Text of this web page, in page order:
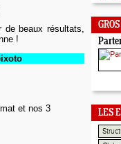
de beaux résultats,
!
et nos 3
LES